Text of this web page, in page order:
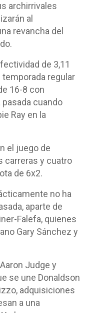
archirrivales
al
revancha del
de 3,11
regular
16-8 con
cuando
Ray en la
el juego de
carreras y cuatro
de 6x2.
no ha
aparte de
Falefa, quienes
Gary Sánchez y
Judge y
se une Donaldson
adquisiciones
a una